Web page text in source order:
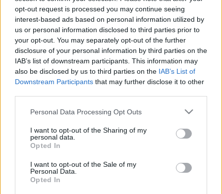
opt-out request is processed you may continue seeing
interest-based ads based on personal information utilized by
us or personal information disclosed to third parties prior to
your opt-out. You may separately opt-out of the further
disclosure of your personal information by third parties on the
IAB’s list of downstream participants. This information may
also be disclosed by us to third parties on the IAB’s List of
Downstream Participants that may further disclose it to other
Please note that this website/app uses one or more Google
not limited to your visit or usage behaviour. You may click to
grant or deny consent to Google and its third-party tags to
use your data for below specified purposes in below Google
consent section.
Personal Data Processing Opt Outs
I want to opt-out of the Sharing of my
personal data.
Opted In
I want to opt-out of the Sale of my
Personal Data.
Opted In
vizsgálatok még nem fejeződtek be, a főrégész
hangsúlyozta: az őrlőfog és az előzetes DNS-vizsgálati
eredmények, valamint a háromdimenziós szkennerrel
végzett vizsgálatok tökéletesen elegendőek ahhoz, hogy a
tudósok biztosak legyenek a dolgukban. Ezzel szemben
egyes szakemberek némi kételyüknek adtak hangot
Hatsepszut azonosításának teljes bizonyosságát illetően.
eddig azt tartották, hogy a 18. dinasztiához tartozó nagy
hódító, I. Thotmesz fáraónak - és mellesleg Hatsepszut
apjának - bebalzsamozott maradványa, minden kétséget
kizáró módon bebizonyosodott, hogy nem lehet I.